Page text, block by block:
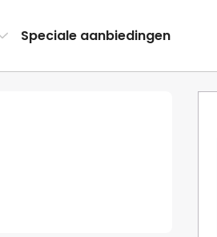
Speciale aanbiedingen